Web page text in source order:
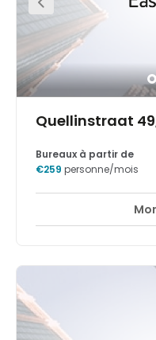
Quellinstraat
Belgique. Il se situe au
accueille de
diamant ou l'industrie
accès rapide à l'un des
Bureaux à partir de
€259 personne/mois